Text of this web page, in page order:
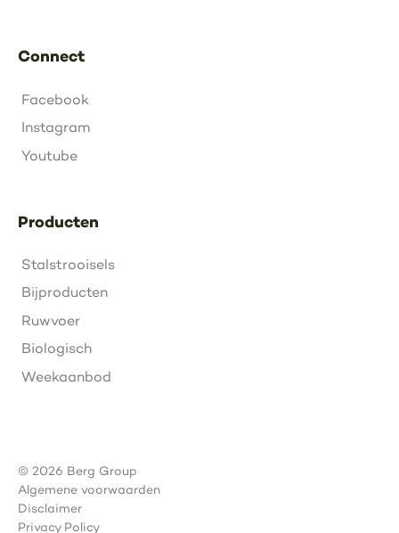
Connect
Facebook
Instagram
Youtube
Producten
Stalstrooisels
Bijproducten
Ruwvoer
Biologisch
Weekaanbod
© 2026 Berg Group
Algemene voorwaarden
Disclaimer
Privacy Policy